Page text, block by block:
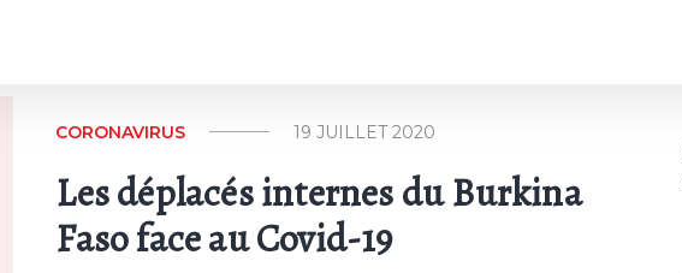
CORONAVIRUS 19 JUILLET 2020
Les déplacés internes du Burkina
Faso face au Covid-19